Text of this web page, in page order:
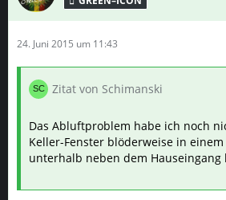
24. Juni 2015 um 11:43
Zitat von Schimanski
Das Abluftproblem habe ich noch
Keller-Fenster blöderweise in
unterhalb neben dem Hauseingang